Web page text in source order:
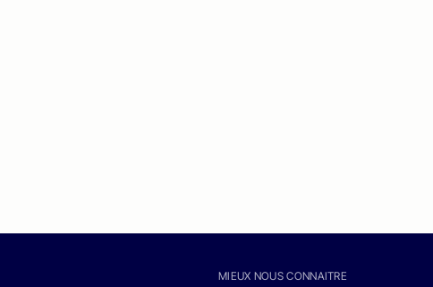
MIEUX NOUS CONNAITRE